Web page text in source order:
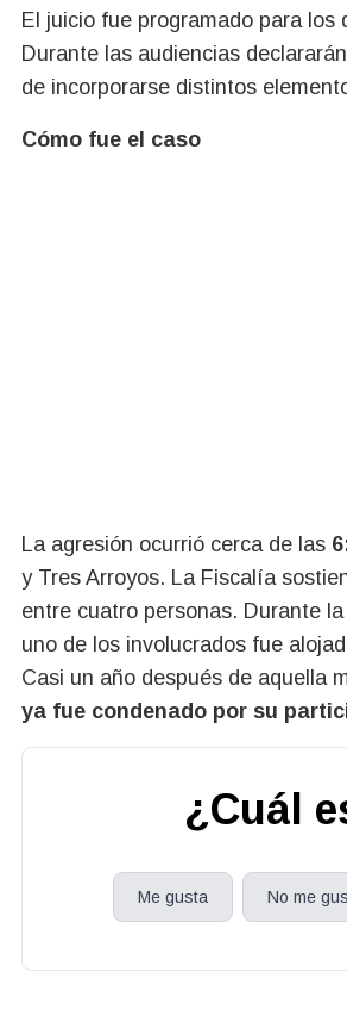
El juicio fue programado para los
Durante las audiencias
de incorporarse distintos
Cómo fue el caso
La agresión ocurrió cerca de las
y Tres Arroyos. La Fiscalía
entre cuatro personas. Durante
uno de los involucrados fue
Casi un año después de aquella
ya fue condenado por su
¿Cuál
Me gusta No me